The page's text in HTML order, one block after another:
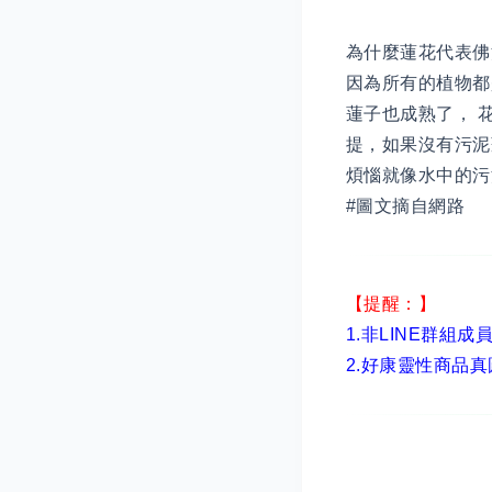
為什麼蓮花代表
因為所有的植物
蓮子也成熟了，
提，如果沒有污
煩惱就像水中的
#圖文摘自網路
【提醒：】
1.非LINE群組成
2.好康靈性商品